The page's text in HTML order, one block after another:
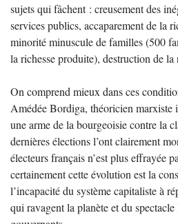
sujets qui fâchent : creusement des
services publics, accaparement de la
minorité minuscule de familles (500
la richesse produite), destruction de la
On comprend mieux dans ces
Amédée Bordiga, théoricien marxiste
une arme de la bourgeoisie contre la
dernières élections l’ont clairement
électeurs français n’est plus effrayée
certainement cette évolution est la
l’incapacité du système capitaliste à
qui ravagent la planète et du